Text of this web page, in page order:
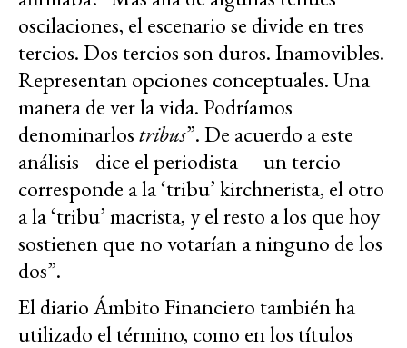
oscilaciones, el escenario se divide en tres
tercios. Dos tercios son duros. Inamovibles.
Representan opciones conceptuales. Una
manera de ver la vida. Podríamos
denominarlostribus”. De acuerdo a este
análisis –dice el periodista— un tercio
corresponde a la ‘tribu’ kirchnerista, el otro
a la ‘tribu’ macrista, y el resto a los que hoy
sostienen que no votarían a ninguno de los
dos”.
El diario Ámbito Financiero también ha
utilizado el término, como en los títulos